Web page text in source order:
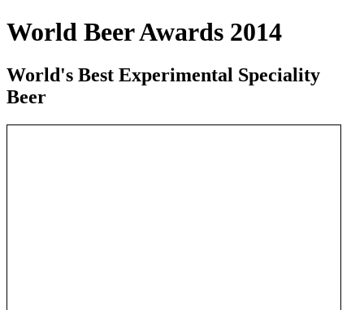
World Beer Awards 2014
World's Best Experimental Speciality
Beer